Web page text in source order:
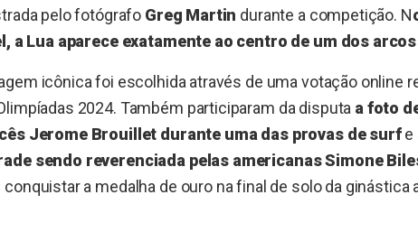
pelo fotógrafo Greg Martin durante a competição. N
a Lua aparece exatamente ao centro de um dos
icônica foi escolhida através de uma votação online
2024. Também participaram da disputa a foto
Jerome Brouillet durante uma das provas de surfe
sendo reverenciada pelas americanas Simone
conquistar a medalha de ouro na final de solo da ginástica